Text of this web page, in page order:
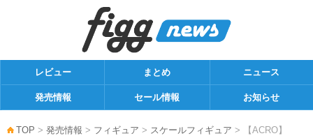
レビュー まとめ ニュース
発売情報 セール情報 お知らせ
TOP > 発売情報 > フィギュア > スケールフィギュア > 【ACRO】